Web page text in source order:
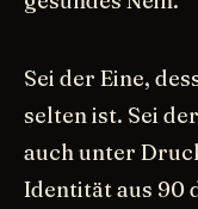
Sei der Eine,
selten ist. Sei
auch unter
Identität aus 90